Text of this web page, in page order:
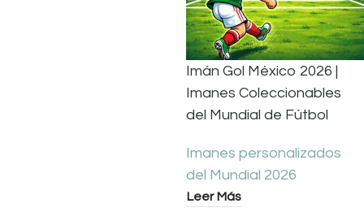
Imán Gol México 2026 |
Imanes Coleccionables
del Mundial de Fútbol
Imanes personalizados
del Mundial 2026
Leer Más